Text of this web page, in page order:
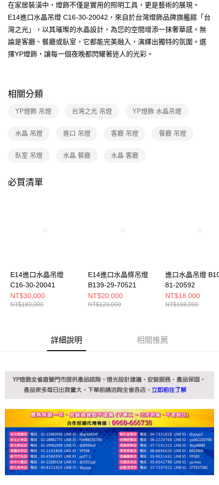
AFTEE先享後付
相關說明
【關於「AFTEE先享後付」】
AFTEE先享後付是「在收到商品之後才付款」的支付方式。 讓您購物簡單
便利好安心！
１．於結帳方式選擇「AFTEE先享後付」後，將跳轉至「AFTEE先享後付」
２．訂單成立數日內，您將收到繳費通知簡訊。
３．收到繳費通知簡訊後14天內，點擊此簡訊中的連結，可透過四大超商／
※ 請注意：結帳手續完成當下不需立刻繳費，但若您需要取消訂單，請聯絡
※ 交易是否成功請以「AFTEE先享後付 」之結帳頁面顯示為準，若有關於
３．未成年的使用者請事先徵得法定代理人或監護人之同意方可使用
「AFTEE先享後付」，若未經同意申辦者引起之損失，本公司不負相關責
任。
４．使用「AFTEE先享後付」時，將依據個別帳號之用戶狀況，依本公司即
時審查核予不同之上限額度；若仍有額度不足之情形，本公司將視審查結果
新竹貨運宅配
在家居裝潢中，燈飾不僅是實用的照明工具，更是藝術的展現。
E14進口水晶吊燈 C16-30-20042，來自於台灣燈飾品牌旗艦館「台
灣之光」，以其璀璨的水晶設計，為您的空間增添一抹奢華感。無
論是客廳、餐廳或臥室，它都能完美融入，演繹出獨特的氛圍。選
擇YP燈飾，讓每一個夜晚都閃耀著迷人的光彩。
相關分類
YP燈飾 吊燈 台灣之光 吊燈 YP燈飾 水晶吊燈
水晶 吊燈 進口 吊燈 客廳 吊燈 餐廳 吊燈
臥室 吊燈 水晶 餐廳 水晶 客廳
必買清單
E14進口水晶吊燈
C16-30-20041
NT$30,000
NT$180,000
E14進口水晶條吊燈
B139-29-70521
NT$20,000
NT$120,000
進口水晶吊燈
81-20592
NT$18,000
NT$108,000
詳細說明 相關推薦